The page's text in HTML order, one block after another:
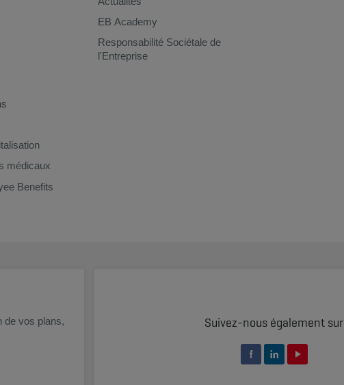
médicaux
Benefits
EB Academy
Responsabilité Sociétale de
l'Entreprise
de vos plans,
Suivez-nous également sur